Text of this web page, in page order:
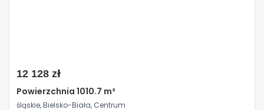
12 128 zł
Powierzchnia 1010.7 m²
śląskie, Bielsko-Biała, Centrum